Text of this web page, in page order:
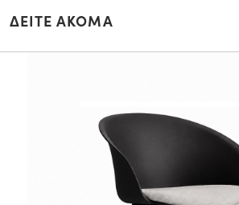
ΔΕΙΤΕ ΑΚΟΜΑ